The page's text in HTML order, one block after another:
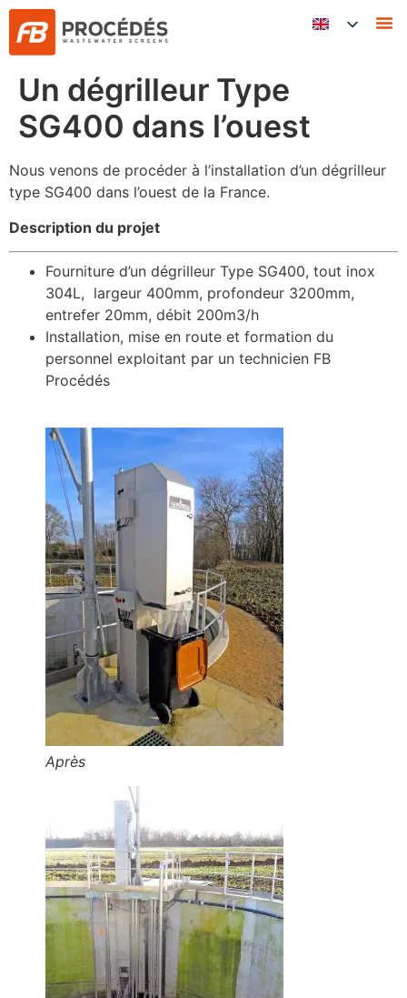
Un dégrilleur Type
SG400 dans l’ouest
Nous venons de procéder à l’installation d’un dégrilleur
type SG400 dans l’ouest de la France.
Description du projet
Fourniture d’un dégrilleur Type SG400, tout inox
304L, largeur 400mm, profondeur 3200mm,
entrefer 20mm, débit 200m3/h
Installation, mise en route et formation du
personnel exploitant par un technicien FB
Procédés
Après